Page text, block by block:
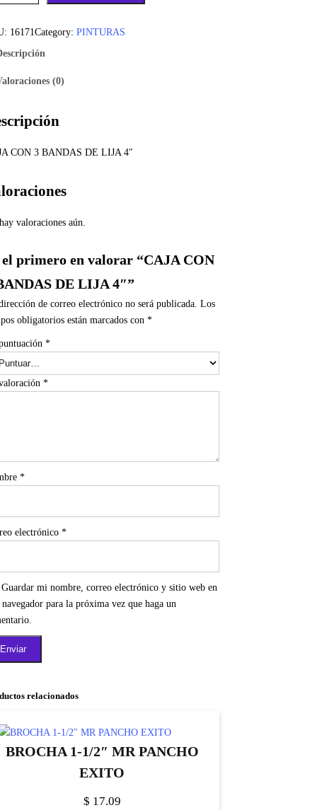
16171Category: PINTURAS
(0)
CON 3 BANDAS DE LIJA 4″
valoraciones aún.
el primero en valorar “CAJA CON
DE LIJA 4″”
de correo electrónico no será publicada. Los
obligatorios están marcados con *
*
*
*
electrónico *
Guardar mi nombre, correo electrónico y sitio web en
navegador para la próxima vez que haga un
relacionados
BROCHA 1-1/2″ MR PANCHO
EXITO
$ 17.09